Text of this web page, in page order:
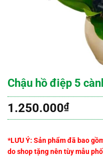
Chậu hồ điệp 5
1.250.000₫
*LƯU Ý: Sản phẩm đã bao
do shop tặng nên tùy mẫu